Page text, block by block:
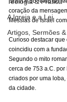
A Igreja e a Lei
Artigos, Sermões
coração da
Messias de Israel
Curioso destacar que
coincidiu com a
Segundo o mito
cerca de 753 a.C. por
criados por uma loba
da cidade.